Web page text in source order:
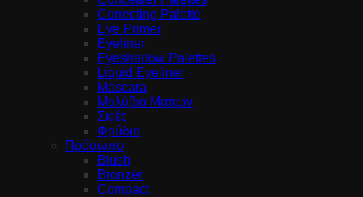
Correcting Palette
Eye Primer
Eyeliner
Eyeshadow Palettes
Liquid Eyeliner
Mascara
Μολύβια Ματιών
Σκιές
Φρύδια
Πρόσωπο
Blush
Bronzer
Compact